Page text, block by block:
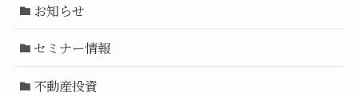
お知らせ
セミナー情報
不動産投資